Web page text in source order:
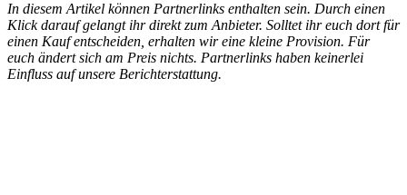
In diesem Artikel können Partnerlinks enthalten sein. Durch einen
Klick darauf gelangt ihr direkt zum Anbieter. Solltet ihr euch dort für
einen Kauf entscheiden, erhalten wir eine kleine Provision. Für
euch ändert sich am Preis nichts. Partnerlinks haben keinerlei
Einfluss auf unsere Berichterstattung.